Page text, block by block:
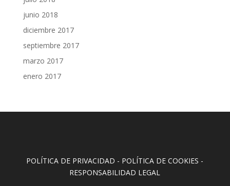
junio 2018
diciembre 2017
septiembre 2017
marzo 2017
enero 2017
POLÍTICA DE PRIVACIDAD - POLÍTICA DE COOKIES -
RESPONSABILIDAD LEGAL